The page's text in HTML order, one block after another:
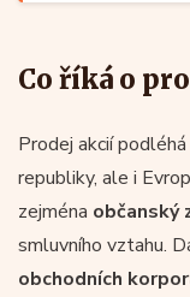
Co říká o
Prodej akcií
republiky, ale i
zejména občanský
smluvního vztahu.
obchodních